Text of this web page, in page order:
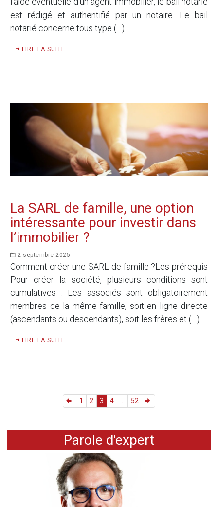
est rédigé et authentifié par un notaire. Le bail
notarié concerne tous type (…)
LIRE LA SUITE ...
La SARL de famille, une option
intéressante pour investir dans
l’immobilier ?
2 septembre 2025
Comment créer une SARL de famille ?Les prérequis
Pour créer la société, plusieurs conditions sont
cumulatives : Les associés sont obligatoirement
membres de la même famille, soit en ligne directe
(ascendants ou descendants), soit les frères et (…)
LIRE LA SUITE ...
1 2 3 4 52
Parole d'expert